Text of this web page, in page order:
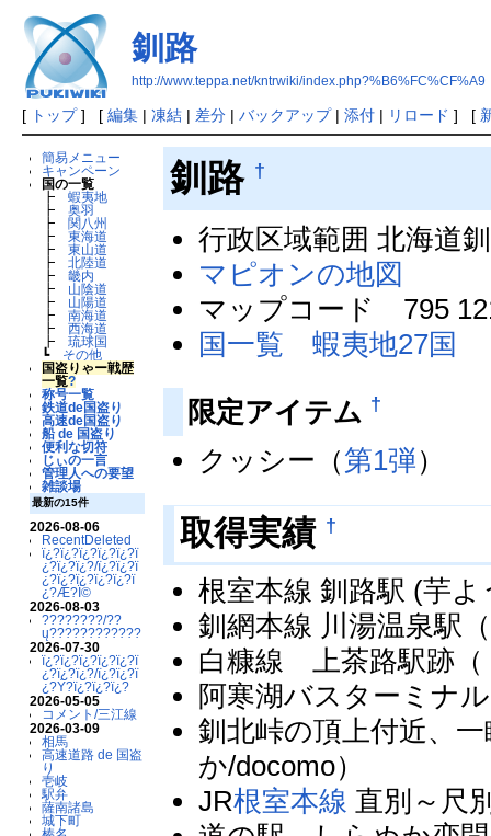
釧路
http://www.teppa.net/kntrwiki/index.php?%B6%FC%CF%A9
[ トップ] [ 編集| 凍結| 差分| バックアップ| 添付| リロード ] [
簡易メニュー
キャンペーン
国の一覧
┣蝦夷地
┣奥羽
┣ 関八州
┣東海道
┣東山道
┣北陸道
┣畿内
┣ 山陰道
┣ 山陽道
┣南海道
┣西海道
┣琉球国
┗ その他
国盗りゃー戦歴
一覧?
称号一覧
鉄道de国盗り
高速de国盗り
船 de 国盗り
便利な切符
じぃの一言
管理人への要望
雑談場
最新の15件
2026-08-06
RecentDeleted
ï¿?ï¿?ï¿?ï¿?ï¿?ï
¿?ï¿?ï¿?/ï¿?ï¿?ï
¿?ï¿?ï¿?ï¿?ï¿?ï
¿?Æ?Ï©
2026-08-03
????????/??
ų????????????
2026-07-30
ï¿?ï¿?ï¿?ï¿?ï¿?ï
¿?ï¿?ï¿?/ï¿?ï¿?ï
¿?Ý?ï¿?ï¿?ï¿?
2026-05-05
コメント/三江線
2026-03-09
相馬
高速道路 de 国盗
り
壱岐
駅弁
薩南諸島
城下町
釧路 †
行政区域範囲 北海道
マピオンの地図
マップコード 795
国一覧 蝦夷地27国
限定アイテム †
クッシー（第1弾）
取得実績 †
根室本線 釧路駅 (芋
釧網本線 川湯温泉駅
白糠線 上茶路駅跡（
阿寒湖バスターミナ
釧北峠の頂上付近、
か/docomo）
JR根室本線 直別～尺